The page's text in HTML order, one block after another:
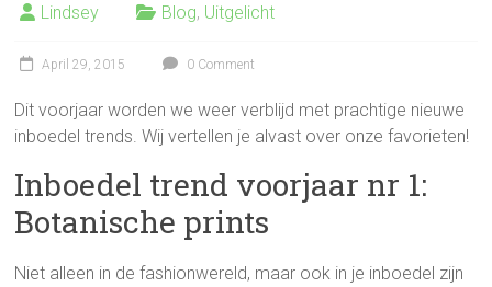
Lindsey Blog, Uitgelicht
April 29, 2015 0 Comment
Dit voorjaar worden we weer verblijd met prachtige nieuwe
inboedel trends. Wij vertellen je alvast over onze favorieten!
Inboedel trend voorjaar nr 1:
Botanische prints
Niet alleen in de fashionwereld, maar ook in je inboedel zijn